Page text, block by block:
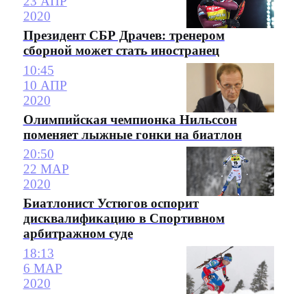
2020
Президент СБР Драчев: тренером
сборной может стать иностранец
10:45
10 АПР
2020
Олимпийская чемпионка Нильссон
поменяет лыжные гонки на биатлон
20:50
22 МАР
2020
Биатлонист Устюгов оспорит
дисквалификацию в Спортивном
арбитражном суде
18:13
6 МАР
2020